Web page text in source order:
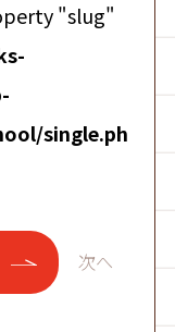
"slug"
single.ph
次へ